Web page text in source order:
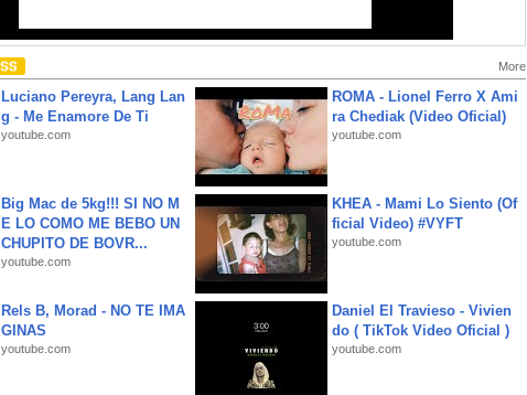
More
Luciano Pereyra, Lang Lan
g - Me Enamore De Ti
youtube.com
ROMA - Lionel Ferro X Ami
ra Chediak (Video Oficial)
youtube.com
Big Mac de 5kg!!! SI NO M
E LO COMO ME BEBO UN
CHUPITO DE BOVR...
youtube.com
KHEA - Mami Lo Siento (Of
ficial Video) #VYFT
youtube.com
Rels B, Morad - NO TE IMA
GINAS
youtube.com
Daniel El Travieso - Vivien
do ( TikTok Video Oficial )
youtube.com